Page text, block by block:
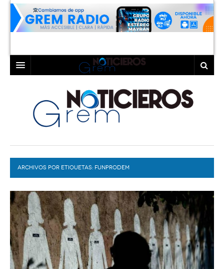
LAGUNA
TORREÓN
GÓMEZ PALACIO
LERDO
COAHUILA
DURANGO
DEPORTES
EXA
EL EXACTO
EXA INFORMA
GLOBO
CONTEXTOS
DIÁLOGOS CON LA HISTORIA
COLABORADORES
PC29
ACTUALIDADES GREM
ARCHIVOS POR ETIQUETAS: FUNPRODEM